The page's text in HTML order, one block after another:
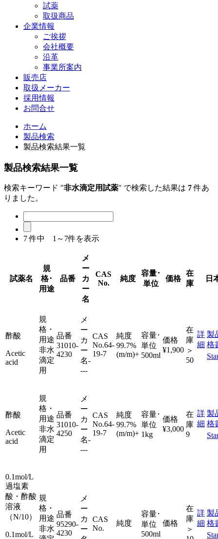
試薬
取扱商品
企業情報
ご挨拶
会社概要
沿革
事業所案内
販売店
取扱メーカー
採用情報
お問合せ
ホーム
製品検索
製品検索結果一覧
製品検索結果一覧
検索キーワード "非水滴定用試薬" で検索した結果は 7件あ
りました。
7件中 1～7件を表示
試薬名
規
格･
用途
品番
メ
ー
カ
ー
名
CAS
No.
純度
容量･
単位
価格
在
庫
日
酢酸
Acetic
acid
規
格・
用途
非水
滴定
用
品番
31010-
4230
メ
ー
カ
ー
名-
---
CAS
No.64-
19-7
純度
99.7%
(m/m)+
容量･
単位
500ml
価格
¥1,900
在
庫
＞
50
詳
細
製
格
酢酸
Acetic
acid
規
格・
用途
非水
滴定
用
品番
31010-
4250
メ
ー
カ
ー
名-
---
CAS
No.64-
19-7
純度
99.7%
(m/m)+
容量･
単位
1kg
価格
¥3,000
在
庫
9
詳
細
製
格
0.1mol/L
過塩素
酸・酢酸
溶液
（N/10）
0.1mol/L
規
格・
用途
非水
品番
95290-
4230
メ
ー
カ
ー
CAS
No.
純度
容量･
単位
500ml
価格
在
庫
＞
詳
細
製
格